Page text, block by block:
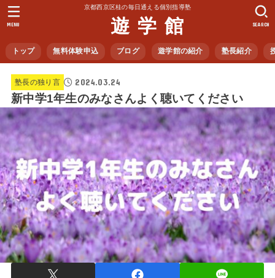
京都西京区桂の毎日通える個別指導塾
遊 学 館
トップ 無料体験申込 ブログ 遊学館の紹介 塾長紹介
SEARCH
MENU
塾長の独り言 2024.03.24
新中学1年生のみなさんよく聴いてください